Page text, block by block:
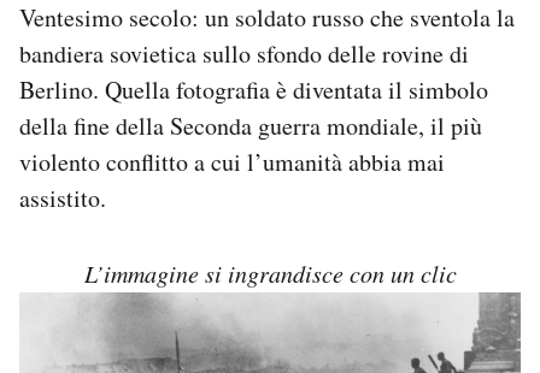
SHOP
CALENDARIO
Newsletter
Notifiche mobile
Regala il Post
Hai bisogno di aiuto?
Ventesimo secolo: un soldato russo che sventola la
bandiera sovietica sullo sfondo delle rovine di
Berlino. Quella fotografia è diventata il simbolo
della fine della Seconda guerra mondiale, il più
violento conflitto a cui l’umanità abbia mai
assistito.
L’immagine si ingrandisce con un clic